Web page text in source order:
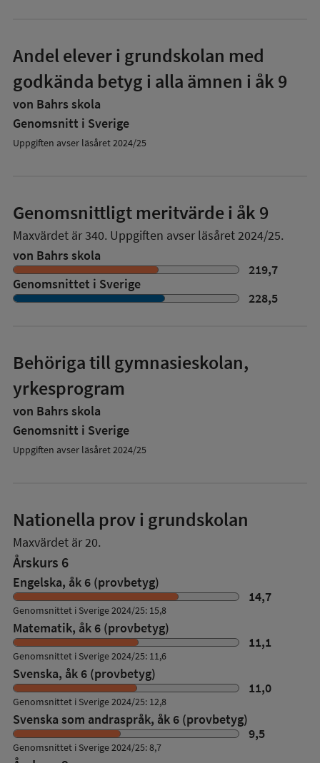
Andel elever i grundskolan med
godkända betyg i alla ämnen i åk 9
von Bahrs skola
Genomsnitt i Sverige
Uppgiften avser läsåret 2024/25
Genomsnittligt meritvärde i åk 9
Maxvärdet är 340. Uppgiften avser läsåret 2024/25.
von Bahrs skola
219,7
Genomsnittet i Sverige
228,5
Behöriga till gymnasieskolan,
yrkesprogram
von Bahrs skola
Genomsnitt i Sverige
Uppgiften avser läsåret 2024/25
Nationella prov i grundskolan
Maxvärdet är 20.
Årskurs 6
Engelska, åk 6 (provbetyg)
14,7
Genomsnittet i Sverige 2024/25: 15,8
Matematik, åk 6 (provbetyg)
11,1
Genomsnittet i Sverige 2024/25: 11,6
Svenska, åk 6 (provbetyg)
11,0
Genomsnittet i Sverige 2024/25: 12,8
Svenska som andraspråk, åk 6 (provbetyg)
9,5
Genomsnittet i Sverige 2024/25: 8,7